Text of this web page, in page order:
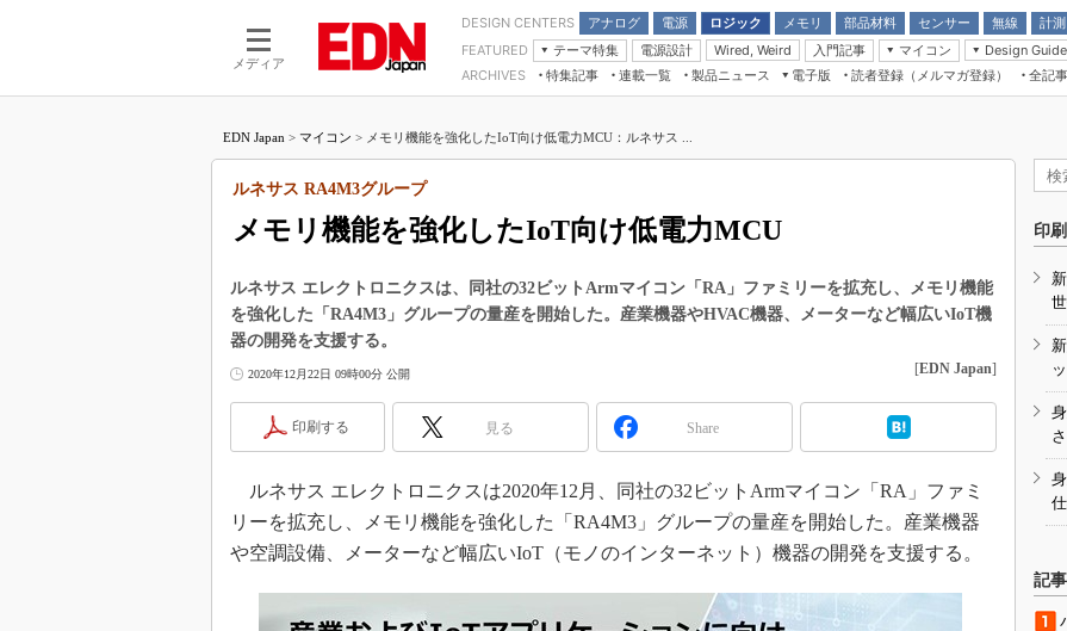
メディア
DESIGN CENTERS アナログ
電源
モーター
ロジック
LSI
メモリ
部品材料
受動部品
センサー 無線 計測
アナログ機能回路
計測とテスト
FEATURED
テーマ特集
つながるクルマ
エレクトロニクス入門
医療エレ（EE Times Japan）
製品解剖（EE Times Japan）
電源設計 Wired, Weird
入門記事
モーター入門
マイコン
マイコン講座
Design Guide
計測機器
CEATEC
組込み/エッジコンピューティング展
Microchip情報
ARCHIVES 特集記事
連載一覧
マイクロプロセッサ懐古録
中堅技術者に贈る電子部品“徹底”活
用講座
たった2つの式で始めるDC/DCコン
バーターの設計
DC-DCコンバーター活用講座
Wired, Weird
高速シリアル伝送技術講座
ズ編
めざせ高効率！ モーター駆動入門講
Bluetooth mesh入門
製品ニュース
電子版
電子ブックレット
読者登録（メルマガ登録） 全記
EDN Japan > マイコン > メモリ機能を強化したIoT向け低電力MCU：ルネサス ...
メモリ機能を強化したIoT向け低電力MCU
ルネサス RA4M3グループ
ルネサス エレクトロニクスは、同社の32ビットArmマイコン「RA」ファミリーを拡充し、メモリ機能
を強化した「RA4M3」グループの量産を開始した。産業機器やHVAC機器、メーターなど幅広いIoT機
器の開発を支援する。
2020年12月22日 09時00分 公開 [EDN Japan]
印刷する 見る Share
ルネサス エレクトロニクスは2020年12月、同社の32ビットArmマイコン「RA」ファミ
リーを拡充し、メモリ機能を強化した「RA4M3」グループの量産を開始した。産業機器
や空調設備、メーターなど幅広いIoT（モノのインターネット）機器の開発を支援する。
印
記